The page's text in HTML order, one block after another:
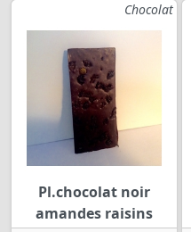
Chocolat
Pl.chocolat noir
amandes raisins